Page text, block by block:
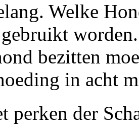
Welke
bezitten
in acht
perken der